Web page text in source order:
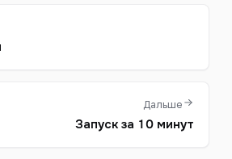
Дальше
Запуск за 10 минут